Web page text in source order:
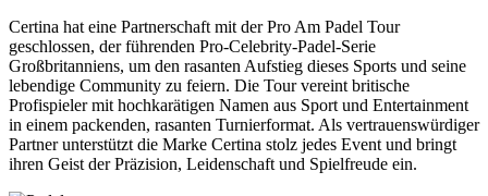
Certina hat eine Partnerschaft mit der Pro Am Padel Tour
geschlossen, der führenden Pro-Celebrity-Padel-Serie
Großbritanniens, um den rasanten Aufstieg dieses Sports und seine
lebendige Community zu feiern. Die Tour vereint britische
Profispieler mit hochkarätigen Namen aus Sport und Entertainment
in einem packenden, rasanten Turnierformat. Als vertrauenswürdiger
Partner unterstützt die Marke Certina stolz jedes Event und bringt
ihren Geist der Präzision, Leidenschaft und Spielfreude ein.